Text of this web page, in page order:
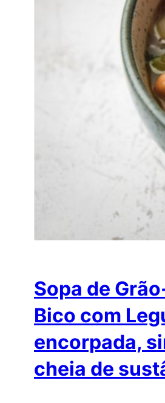
Sopa de
Bico com
encorpada,
cheia de